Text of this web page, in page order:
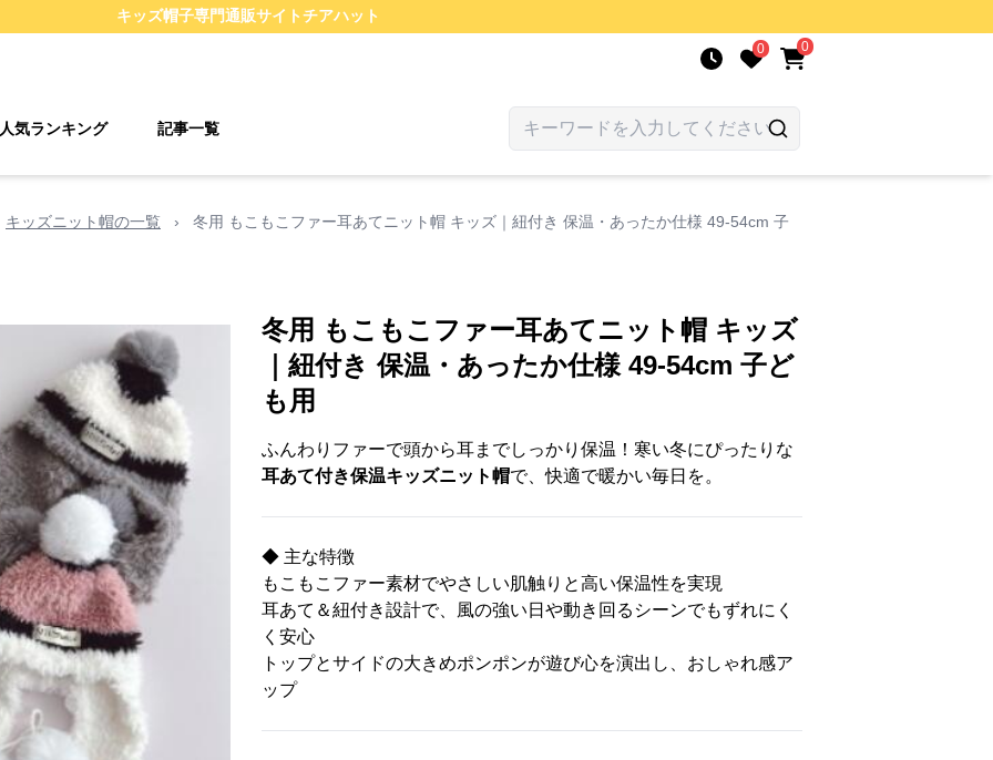
キッズ帽子専門通販サイトチアハット
0 0
人気ランキング 記事一覧
キッズニット帽の一覧 ›
冬用 もこもこファー耳あてニット帽 キッズ｜紐付き 保温・あったか仕様 49-54cm 子
冬用 もこもこファー耳あてニット帽 キッズ
｜紐付き 保温・あったか仕様 49-54cm 子ど
も用
ふんわりファーで頭から耳までしっかり保温！寒い冬にぴったりな
耳あて付き保温キッズニット帽で、快適で暖かい毎日を。
◆ 主な特徴
もこもこファー素材でやさしい肌触りと高い保温性を実現
耳あて＆紐付き設計で、風の強い日や動き回るシーンでもずれにく
く安心
トップとサイドの大きめポンポンが遊び心を演出し、おしゃれ感ア
ップ